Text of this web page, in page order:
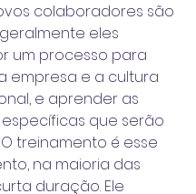
colaboradores são
eles
um processo para
empresa e a cultura
e aprender as
que serão
treinamento é esse
na maioria das
duração. Ele